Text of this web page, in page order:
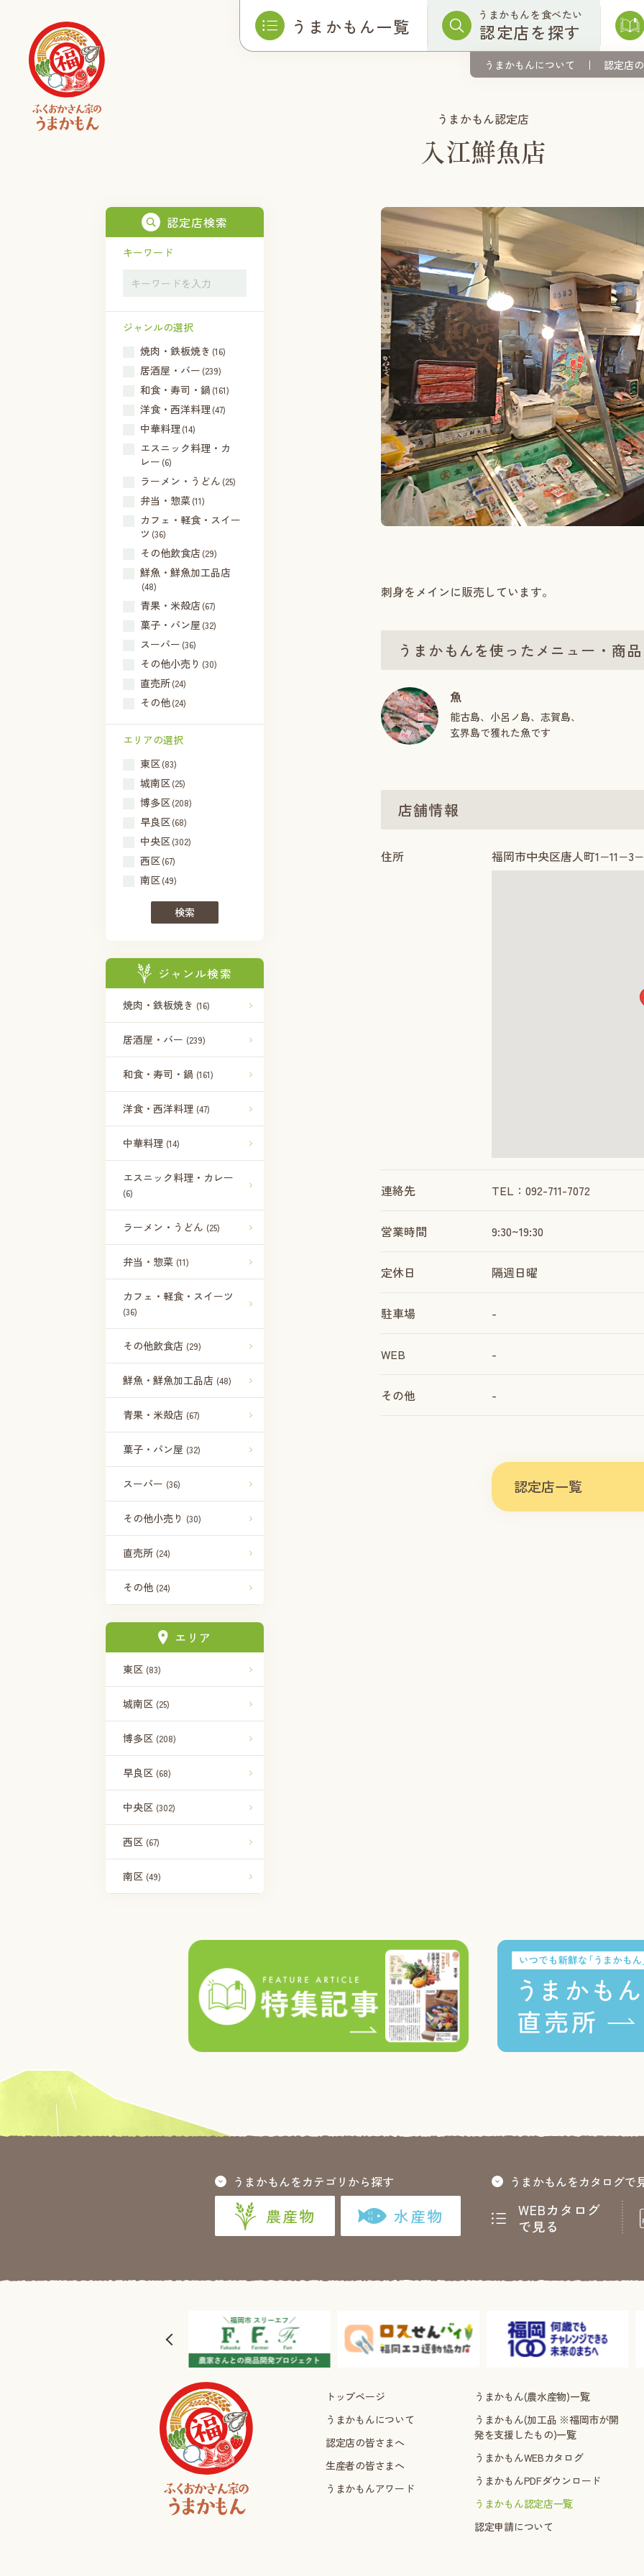
うまかもん一覧 うまかもんを食べたい
認定店を探す
うまかもんについて 認定店
うまかもん認定店
入江鮮魚店
認定店検索
キーワード
ジャンルの選択
焼肉・鉄板焼き (16)
居酒屋・バー (239)
和食・寿司・鍋 (161)
洋食・西洋料理 (47)
中華料理 (14)
エスニック料理・カ
レー (6)
ラーメン・うどん (25)
弁当・惣菜(11)
カフェ・軽食・スイー
ツ (36)
その他飲食店(29)
鮮魚・鮮魚加工品店
(48)
青果・米殻店(67)
菓子・パン屋 (32)
スーパー (36)
その他小売り (30)
直売所(24)
その他(24)
エリアの選択
東区(83)
城南区(25)
博多区(208)
早良区(68)
中央区(302)
西区(67)
南区(49)
検索
ジャンル検索
焼肉・鉄板焼き (16)
居酒屋・バー (239)
和食・寿司・鍋 (161)
洋食・西洋料理 (47)
中華料理 (14)
エスニック料理・カレー
(6)
ラーメン・うどん (25)
弁当・惣菜 (11)
カフェ・軽食・スイーツ
(36)
その他飲食店 (29)
鮮魚・鮮魚加工品店 (48)
青果・米殻店 (67)
菓子・パン屋 (32)
スーパー (36)
その他小売り (30)
直売所 (24)
その他 (24)
エリア
東区 (83)
城南区 (25)
博多区 (208)
早良区 (68)
中央区 (302)
西区 (67)
南区 (49)
刺身をメインに販売しています。
うまかもんを使ったメニュー・商品
魚
能古島、小呂ノ島、志賀島、
玄界島で獲れた魚です
店舗情報
住所 福岡市中央区唐人町
連絡先 TEL：092-711-7072
営業時間 9:30~19:30
定休日 隔週日曜
駐車場 -
WEB -
その他 -
認定店一覧
うまかもんをカテゴリから探す
農産物 水産物
うまかもんをカタログで
WEBカタログ
で見る
トップページ
うまかもんについて
認定店の皆さまへ
生産者の皆さまへ
うまかもんアワード
うまかもん(農水産物)一覧
うまかもん(加工品 ※福岡市が開
発を支援したもの)一覧
うまかもんWEBカタログ
うまかもんPDFダウンロード
うまかもん認定店一覧
認定申請について